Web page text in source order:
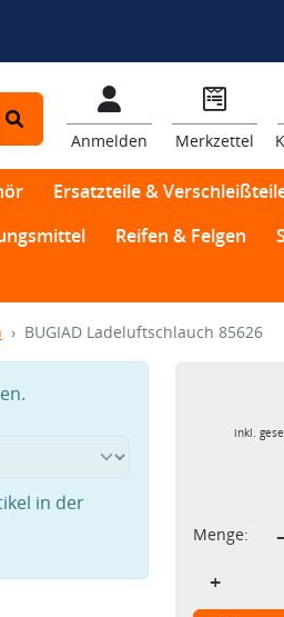
Anmelden Merkzettel
Ersatzteile &
Reifen & Felgen
BUGIAD Ladeluftschlauch 85626
in der
inkl.
Menge:
+